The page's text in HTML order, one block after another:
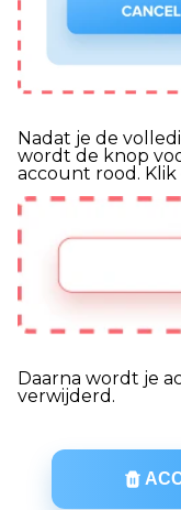
Nadat je de
wordt de knop
account rood.
Daarna wordt je
verwijderd.